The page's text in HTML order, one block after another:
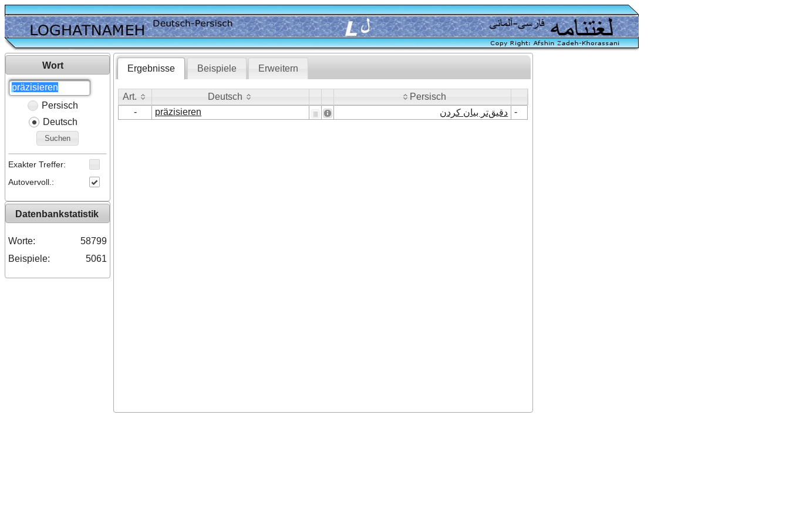
Wort
Persisch
Deutsch
Suchen
Exakter Treffer:
Autovervoll.:
Datenbankstatistik
Worte:
58799
Beispiele:
5061
Ergebnisse Beispiele Erweitern
Art. Deutsch
Persisch
Art.
- präzisieren دقیق‌تر بیان کردن -